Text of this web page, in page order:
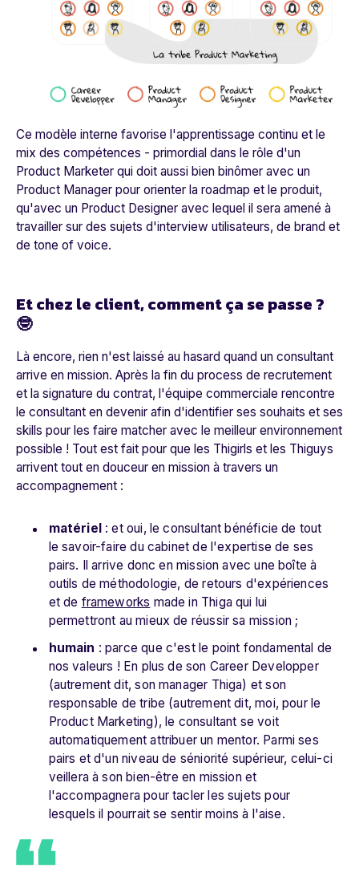
Ce modèle interne favorise l'apprentissage continu et le
mix des compétences - primordial dans le rôle d'un
Product Marketer qui doit aussi bien binômer avec un
Product Manager pour orienter la roadmap et le produit,
qu'avec un Product Designer avec lequel il sera amené à
travailler sur des sujets d'interview utilisateurs, de brand et
de tone of voice.
Et chez le client, comment ça se passe ?
🤓
Là encore, rien n'est laissé au hasard quand un consultant
arrive en mission. Après la fin du process de recrutement
et la signature du contrat, l'équipe commerciale rencontre
le consultant en devenir afin d'identifier ses souhaits et ses
skills pour les faire matcher avec le meilleur environnement
possible ! Tout est fait pour que les Thigirls et les Thiguys
arrivent tout en douceur en mission à travers un
accompagnement :
matériel : et oui, le consultant bénéficie de tout
le savoir-faire du cabinet de l'expertise de ses
pairs. Il arrive donc en mission avec une boîte à
outils de méthodologie, de retours d'expériences
et de frameworks made in Thiga qui lui
permettront au mieux de réussir sa mission ;
humain : parce que c'est le point fondamental de
nos valeurs ! En plus de son Career Developper
(autrement dit, son manager Thiga) et son
responsable de tribe (autrement dit, moi, pour le
Product Marketing), le consultant se voit
automatiquement attribuer un mentor. Parmi ses
pairs et d'un niveau de séniorité supérieur, celui-ci
veillera à son bien-être en mission et
l'accompagnera pour tacler les sujets pour
lesquels il pourrait se sentir moins à l'aise.